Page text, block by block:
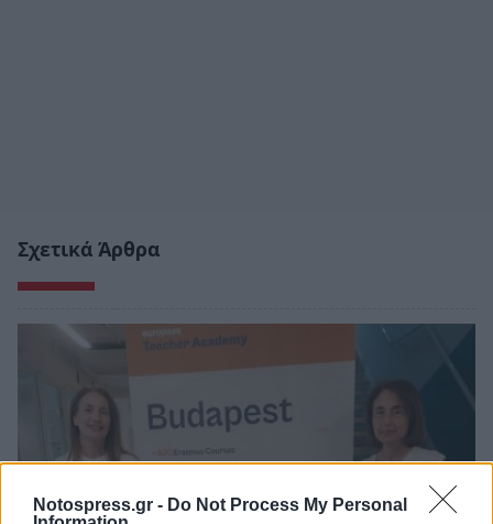
Notospress.gr - Do Not Process My Personal
Σχετικά Άρθρα